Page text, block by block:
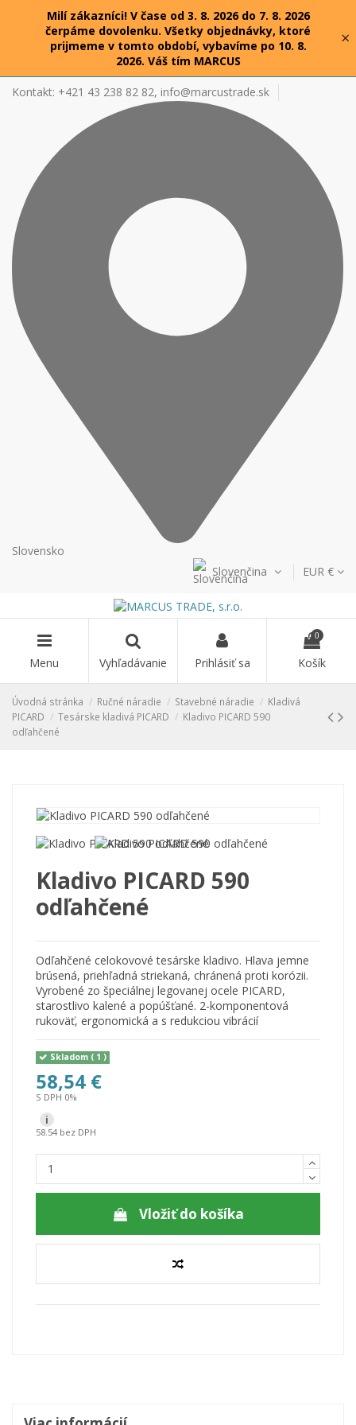
Milí zákazníci! V čase od 3. 8. 2026 do 7. 8. 2026
čerpáme dovolenku. Všetky objednávky, ktoré
prijmeme v tomto období, vybavíme po 10. 8.
2026. Váš tím MARCUS
×
Kontakt: +421 43 238 82 82, info@marcustrade.sk
Slovensko
Slovenčina
EUR €
Menu Vyhľadávanie Prihlásiť sa
0
Košík
Úvodná stránka Ručné náradie Stavebné náradie
Kladivá
PICARD
Tesárske kladivá PICARD
Kladivo PICARD 590
odľahčené
Kladivo PICARD 590
odľahčené
Odľahčené celokovové tesárske kladivo. Hlava jemne
brúsená, priehľadná striekaná, chránená proti korózii.
Vyrobené zo špeciálnej legovanej ocele PICARD,
starostlivo kalené a popúšťané. 2-komponentová
rukoväť, ergonomická a s redukciou vibrácií
Skladom ( 1 )
58,54 €
S DPH 0%
i
58.54 bez DPH
Vložiť do košíka